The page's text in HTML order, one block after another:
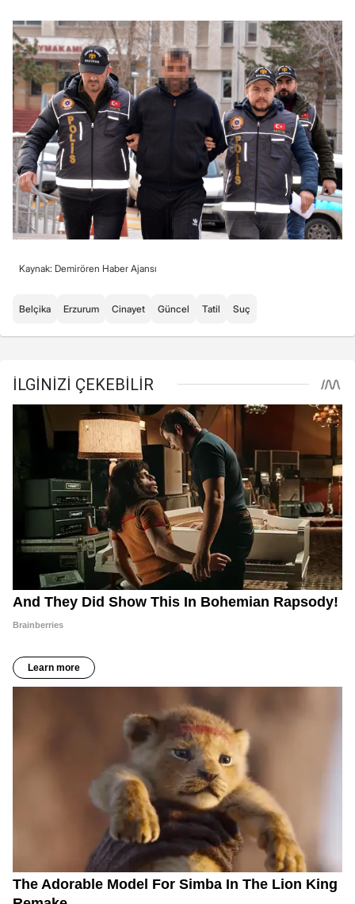
Kaynak: Demirören Haber Ajansı
Belçika Erzurum Cinayet Güncel Tatil Suç